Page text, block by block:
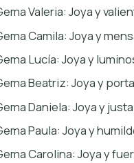
Valeria: Joya y
Camila: Joya y
Lucía: Joya y
Beatriz: Joya y
Daniela: Joya y
Paula: Joya y
Carolina: Joya y